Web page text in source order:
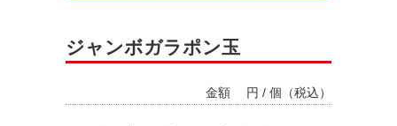
ジャンボガラポン玉
金額 円 / 個（税込）